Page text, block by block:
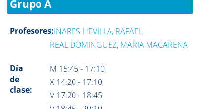
Grupo A
Profesores:LINARES HEVILLA, RAFAEL
REAL DOMINGUEZ, MARIA MACARENA
Día
de
clase:
M 15:45 - 17:10
X 14:20 - 17:10
V 17:20 - 18:45